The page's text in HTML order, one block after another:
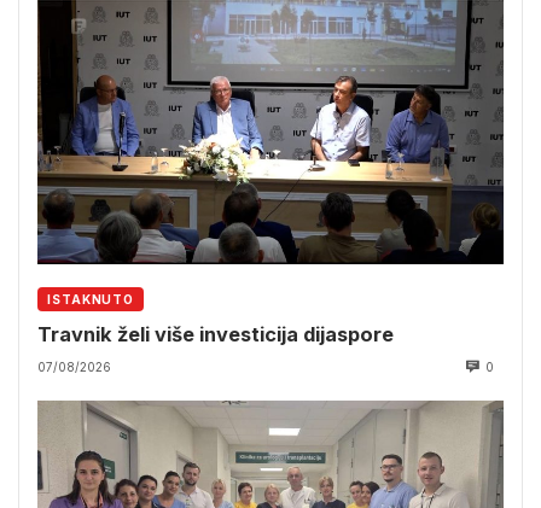
ISTAKNUTO
Travnik želi više investicija dijaspore
07/08/2026 0